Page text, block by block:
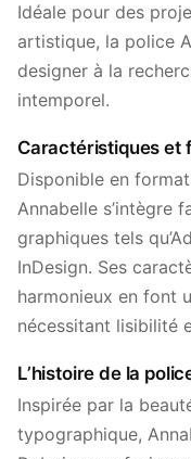
Idéale pour des
artistique, la police
designer à la
intemporel.
Caractéristiques et
Disponible en
Annabelle s’intègre
graphiques tels
InDesign. Ses
harmonieux en font
nécessitant lisibilité
L’histoire de la
Inspirée par la
typographique,